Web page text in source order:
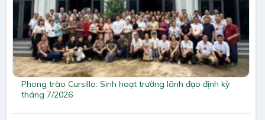
Phong trào Cursillo: Sinh hoạt trường lãnh đạo định kỳ
tháng 7/2026